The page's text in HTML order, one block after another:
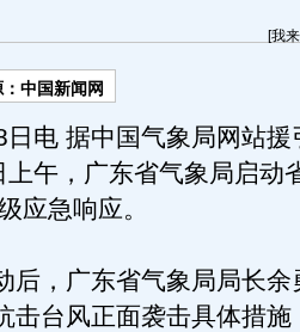
[我
中国新闻网
据中国气象局网站援
午，广东省气象局启动
应急响应。
，广东省气象局局长余
击台风正面袭击具体措施